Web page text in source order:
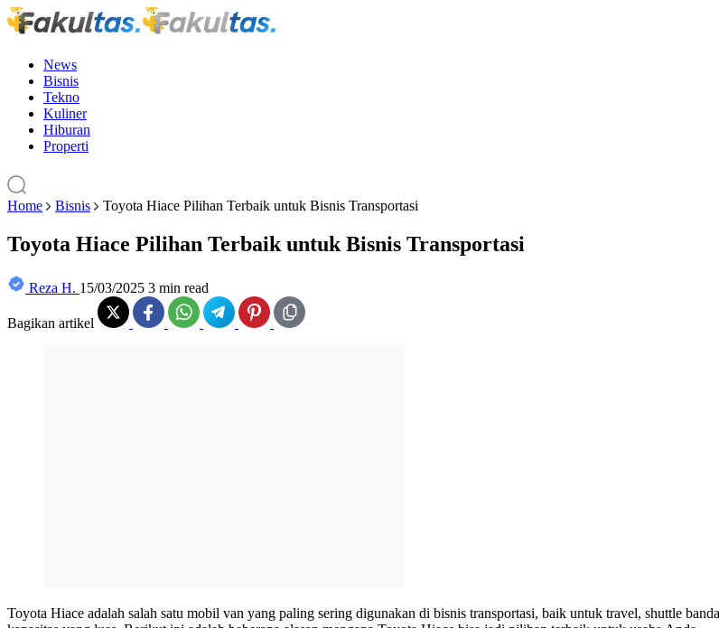
News
Bisnis
Tekno
Kuliner
Hiburan
Properti
Home Bisnis Toyota Hiace Pilihan Terbaik untuk Bisnis Transportasi
Toyota Hiace Pilihan Terbaik untuk Bisnis Transportasi
Reza H. 15/03/2025 3 min read
Bagikan artikel
Toyota Hiace adalah salah satu mobil van yang paling sering digunakan di bisnis transportasi, baik untuk travel, shuttle